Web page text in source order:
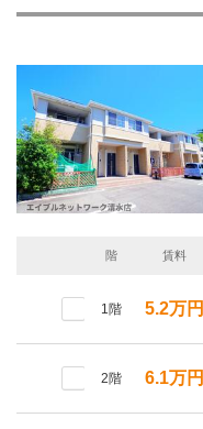
階 賃料
1階 5.2万円
2階 6.1万円